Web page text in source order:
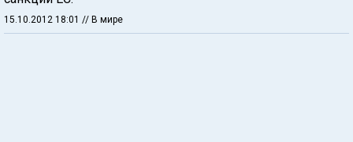
15.10.2012 18:01 // В мире